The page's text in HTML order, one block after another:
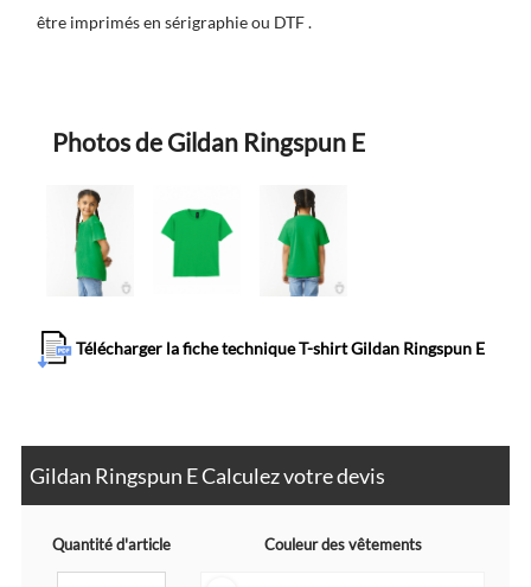
être imprimés en sérigraphie ou DTF .
Photos de Gildan Ringspun E
Télécharger la fiche technique T-shirt Gildan Ringspun E
Gildan Ringspun E Calculez votre devis
Quantité d'article Couleur des vêtements